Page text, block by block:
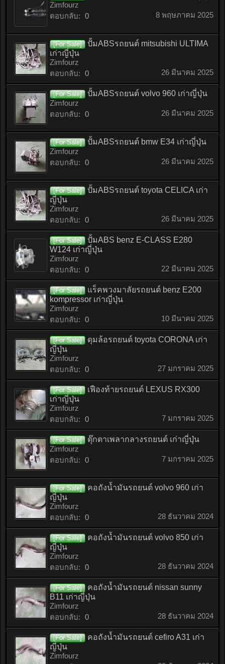
Zimfourz
ตอบกลับ: 0 8 พฤษภาคม 2025
[For Sale]
ปั้มABSรถยนต์ mitsubishi ULTIMA
เก่าญี่ปุ่น
Zimfourz
ตอบกลับ: 0 26 มีนาคม 2025
[For Sale]
ปั้มABSรถยนต์ volvo 960 เก่าญี่ปุ่น
Zimfourz
ตอบกลับ: 0 26 มีนาคม 2025
[For Sale]
ปั้มABSรถยนต์ bmw E34 เก่าญี่ปุ่น
Zimfourz
ตอบกลับ: 0 26 มีนาคม 2025
[For Sale]
ปั้มABSรถยนต์ toyota CELICA เก่า
ญี่ปุ่น
Zimfourz
ตอบกลับ: 0 26 มีนาคม 2025
[For Sale]
ปั้มABS benz E-CLASS E280
W124 เก่าญี่ปุ่น
Zimfourz
ตอบกลับ: 0 22 มีนาคม 2025
[For Sale]
แร็คพวงมาลัยรถยนต์ benz E200
kompressor เก่าญี่ปุ่น
Zimfourz
ตอบกลับ: 0 10 มีนาคม 2025
[For Sale]
ดุมล้อรถยนต์ toyota CORONA เก่า
ญี่ปุ่น
Zimfourz
ตอบกลับ: 0 27 มกราคม 2025
[For Sale]
เฟืองท้ายรถยนต์ LEXUS RX300
เก่าญี่ปุ่น
Zimfourz
ตอบกลับ: 0 7 มกราคม 2025
[For Sale]
ตุ๊กตาเพลากลางรถยนต์ เก่าญี่ปุ่น
Zimfourz
ตอบกลับ: 0 7 มกราคม 2025
[For Sale]
คอถังน้ำมันรถยนต์ volvo 960 เก่า
ญี่ปุ่น
Zimfourz
ตอบกลับ: 0 28 ธันวาคม 2024
[For Sale]
คอถังน้ำมันรถยนต์ volvo 850 เก่า
ญี่ปุ่น
Zimfourz
ตอบกลับ: 0 28 ธันวาคม 2024
[For Sale]
คอถังน้ำมันรถยนต์ nissan sunny
B11 เก่าญี่ปุ่น
Zimfourz
ตอบกลับ: 0 28 ธันวาคม 2024
[For Sale]
คอถังน้ำมันรถยนต์ cefiro A31 เก่า
ญี่ปุ่น
Zimfourz